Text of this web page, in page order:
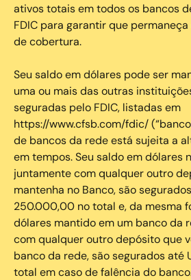
ativos totais em todos os bancos
FDIC para garantir que
de cobertura.
Seu saldo em dólares pode ser
uma ou mais das outras
seguradas pelo FDIC, listadas em
https://www.cfsb.com/fdic/
de bancos da rede está sujeita a
em tempos. Seu saldo em dólares
juntamente com qualquer outro
mantenha no Banco, são
250.000,00 no total e, da mesma
dólares mantido em um banco da
com qualquer outro depósito que
banco da rede, são segurados até
total em caso de falência do